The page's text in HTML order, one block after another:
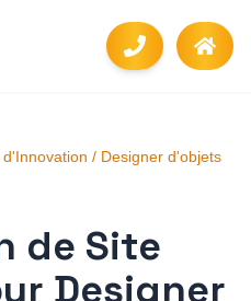
/ Designer d'objets
de Site
Designer